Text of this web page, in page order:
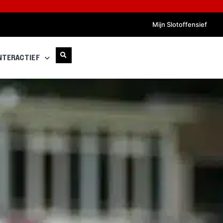
Mijn Slotoffensief